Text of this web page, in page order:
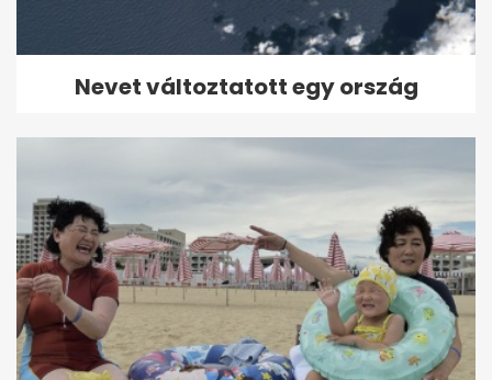
Nevet változtatott egy ország